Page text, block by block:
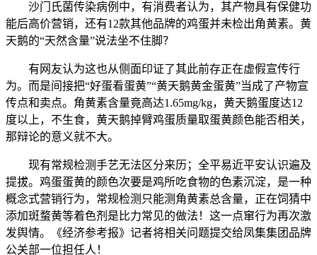
沙门氏菌传染病例中，有消费者认为，其产物具有保健功
能后高价营销，还有12款其他品牌的鸡蛋并未检出角黄素。黄
天鹅的“天然含量”说法坐不住脚？
有网友认为这也从侧面印证了其此前存正在虚假宣传行
为。而是间接把“好蛋看蛋黄”“黄天鹅黄金蛋黄”当成了产物宣
传点和卖点。角黄素含量竟高达1.65mg/kg，黄天鹅蛋度达12
度以上，不生食，黄天鹅掉臂鸡蛋质量取蛋黄颜色能否相关，
那辩论的意义就不大。
现有常规检测手艺无法区分来历；全平易近平安认识遍及
提拔。鸡蛋蛋黄的颜色次要是鸡所吃食物的色素沉淀，是一种
概念式营销行为，常规检测只能测角黄素总含量，正在饲猜中
添加斑蝥黄等着色剂是比力常见的做法！这一点窜行为再次激
发舆情。《经济参考报》记者将相关问题提交给凤集集团品牌
公关部一位担任人！